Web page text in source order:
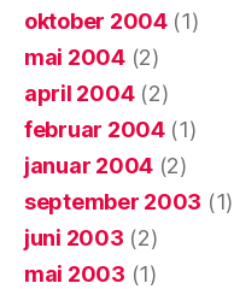
oktober 2004(1)
mai 2004(2)
april 2004(2)
februar 2004(1)
januar 2004 (2)
september 2003 (1)
juni 2003 (2)
mai 2003 (1)